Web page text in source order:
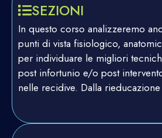
SEZIONI
In questo corso analizzeremo
punti di vista fisiologico,
per individuare le migliori
post infortunio e/o post
nelle recidive. Dalla